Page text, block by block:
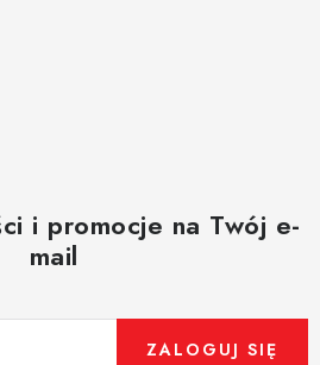
i promocje na Twój e-
mail
ZALOGUJ SIĘ